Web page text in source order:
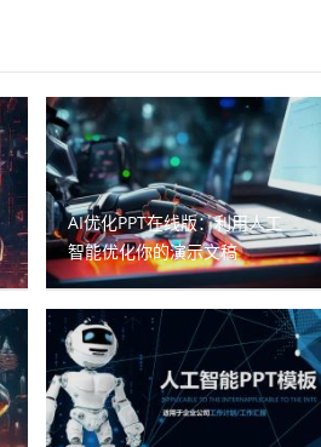
AI优化PPT在线版：利用人工
智能优化你的演示文稿